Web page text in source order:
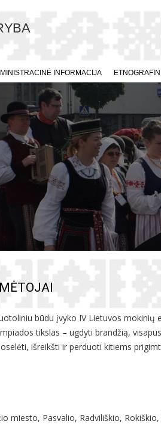
INFORMACIJA
būdu įvyko IV Lietuvos mokinių
tikslas – ugdyti brandžią,
išreikšti ir perduoti kitiems
Pasvalio, Radviliškio,